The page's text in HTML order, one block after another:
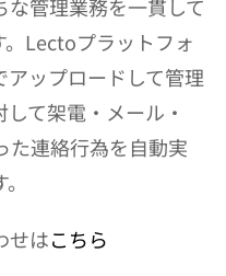
管理業務を一貫して
Lectoプラットフォ
ップロードして管理
て架電・メール・
た連絡行為を自動実
せはこちら